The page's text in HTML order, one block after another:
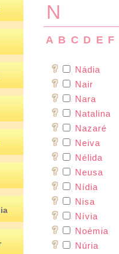
N
A B C D E F
Nádia
Nair
Nara
Natalina
Nazaré
Neiva
Nélida
Neusa
Nídia
Nisa
Nívia
Noémia
Núria